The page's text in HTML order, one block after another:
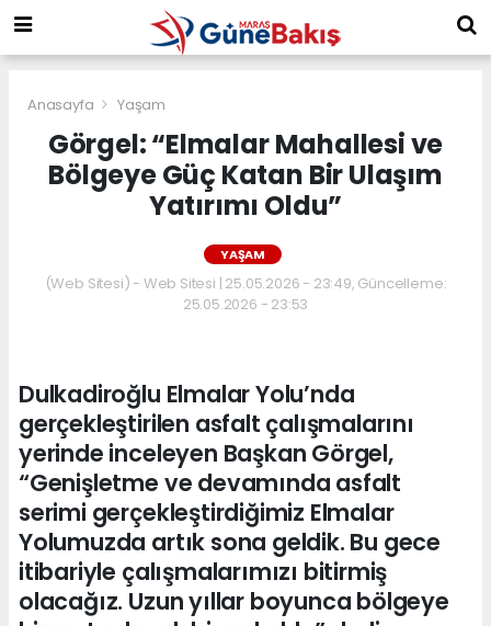
Anasayfa Yaşam
Görgel: “Elmalar Mahallesi ve
Bölgeye Güç Katan Bir Ulaşım
Yatırımı Oldu”
YAŞAM
(Web Sitesi) - Web Sitesi | 25.05.2026 - 23:49, Güncelleme:
25.05.2026 - 23:53
Dulkadiroğlu Elmalar Yolu’nda
gerçekleştirilen asfalt çalışmalarını
yerinde inceleyen Başkan Görgel,
“Genişletme ve devamında asfalt
serimi gerçekleştirdiğimiz Elmalar
Yolumuzda artık sona geldik. Bu gece
itibariyle çalışmalarımızı bitirmiş
olacağız. Uzun yıllar boyunca bölgeye